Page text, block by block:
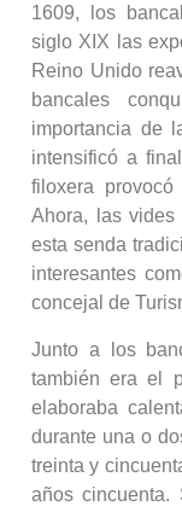
1609, los
siglo XIX las
Reino Unido
bancales
importancia de
intensificó a
filoxera
Ahora, las
esta senda
interesantes
concejal de
Junto a los
también era el
elaboraba
durante una o
treinta y
años cincuenta.